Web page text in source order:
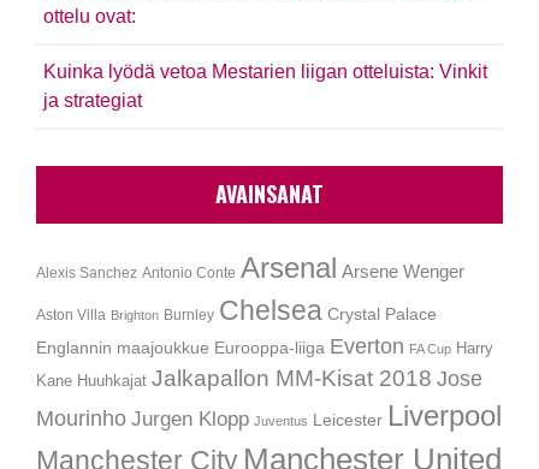
ottelu ovat:
Kuinka lyödä vetoa Mestarien liigan otteluista: Vinkit
ja strategiat
AVAINSANAT
Alexis Sanchez Antonio Conte Arsenal Arsene Wenger
Aston Villa Brighton Burnley Chelsea Crystal Palace
Englannin maajoukkue Eurooppa-liiga Everton FA Cup Harry
Kane Huuhkajat Jalkapallon MM-Kisat 2018 Jose
Mourinho Jurgen Klopp Juventus Leicester Liverpool
Manchester City Manchester United